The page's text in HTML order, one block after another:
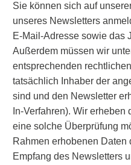
Sie können sich auf
unseres Newsletters
E-Mail-Adresse sowie das
Außerdem müssen wir
entsprechenden
tatsächlich Inhaber der
sind und den Newsletter
In-Verfahren). Wir
eine solche Überprüfung
Rahmen erhobenen Daten
Empfang des Newsletters